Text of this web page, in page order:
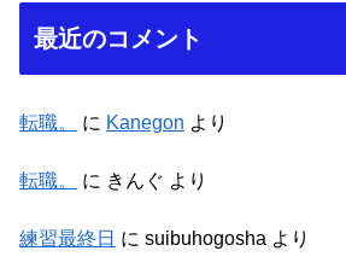
最近のコメント
転職。 に Kanegon より
転職。 に きんぐ より
練習最終日 に suibuhogosha より